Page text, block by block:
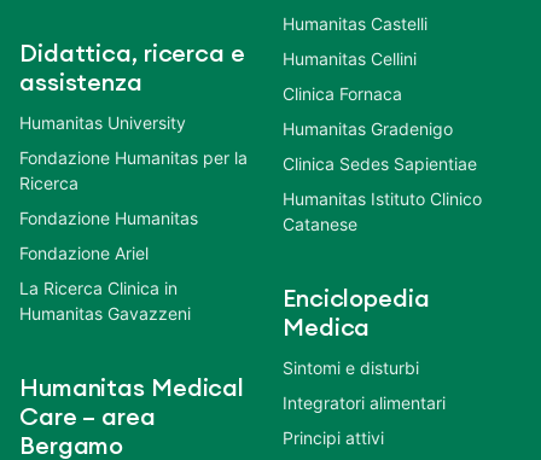
Didattica, ricerca e
assistenza
Humanitas University
Fondazione Humanitas per la
Ricerca
Fondazione Humanitas
Fondazione Ariel
La Ricerca Clinica in
Humanitas Gavazzeni
Humanitas Medical
Care – area
Bergamo
Humanitas Castelli
Humanitas Cellini
Clinica Fornaca
Humanitas Gradenigo
Clinica Sedes Sapientiae
Humanitas Istituto Clinico
Catanese
Enciclopedia
Medica
Sintomi e disturbi
Integratori alimentari
Principi attivi